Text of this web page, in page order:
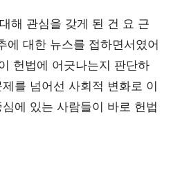
해 관심을 갖게 된 건 요 근
에 대한 뉴스를 접하면서였어
헌법에 어긋나는지 판단하
를 넘어선 사회적 변화로 이
에 있는 사람들이 바로 헌법